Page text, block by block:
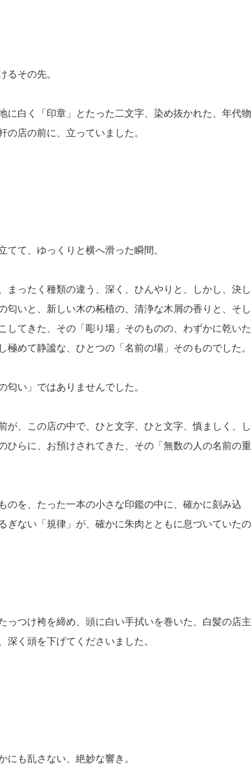
るその先。
白く「印章」とたった二文字、染め抜かれた、年代物
店の前に、立っていました。
て、ゆっくりと横へ滑った瞬間。
ったく種類の違う、深く、ひんやりと、しかし、決し
いと、新しい木の柘植の、清浄な木屑の香りと、そし
てきた、その「彫り場」そのものの、わずかに乾いた
めて静謐な、ひとつの「名前の場」そのものでした。
い」ではありませんでした。
、この店の中で、ひと文字、ひと文字、慎ましく、し
ひらに、お預けされてきた、その「無数の人の名前の重
のを、たった一本の小さな印鑑の中に、確かに刻み込
ぎない「規律」が、確かに朱肉とともに息づいていたの
つけ袴を締め、頭に白い手拭いを巻いた、白髪の店主
く頭を下げてくださいました。
も乱さない、絶妙な響き。